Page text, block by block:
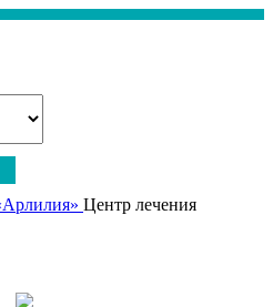
Центр лечения